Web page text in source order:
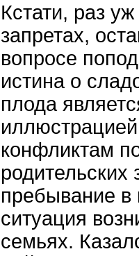
Кстати, раз
запретах,
вопросе
истина о
плода
конфликтам
родительских
пребывание в
ситуация
семьях.